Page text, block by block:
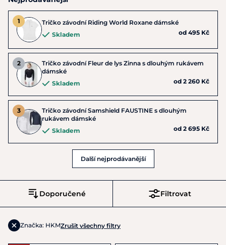
Tričko závodní Riding World Roxane dámské
Skladem
od 495 Kč
Tričko závodní Fleur de lys Zinna s dlouhým rukávem
dámské
Skladem
od 2 260 Kč
Tričko závodní Samshield FAUSTINE s dlouhým
rukávem dámské
Skladem
od 2 695 Kč
Další nejprodávanější
Filtrovat
Doporučené
Značka: HKMZrušit všechny filtry